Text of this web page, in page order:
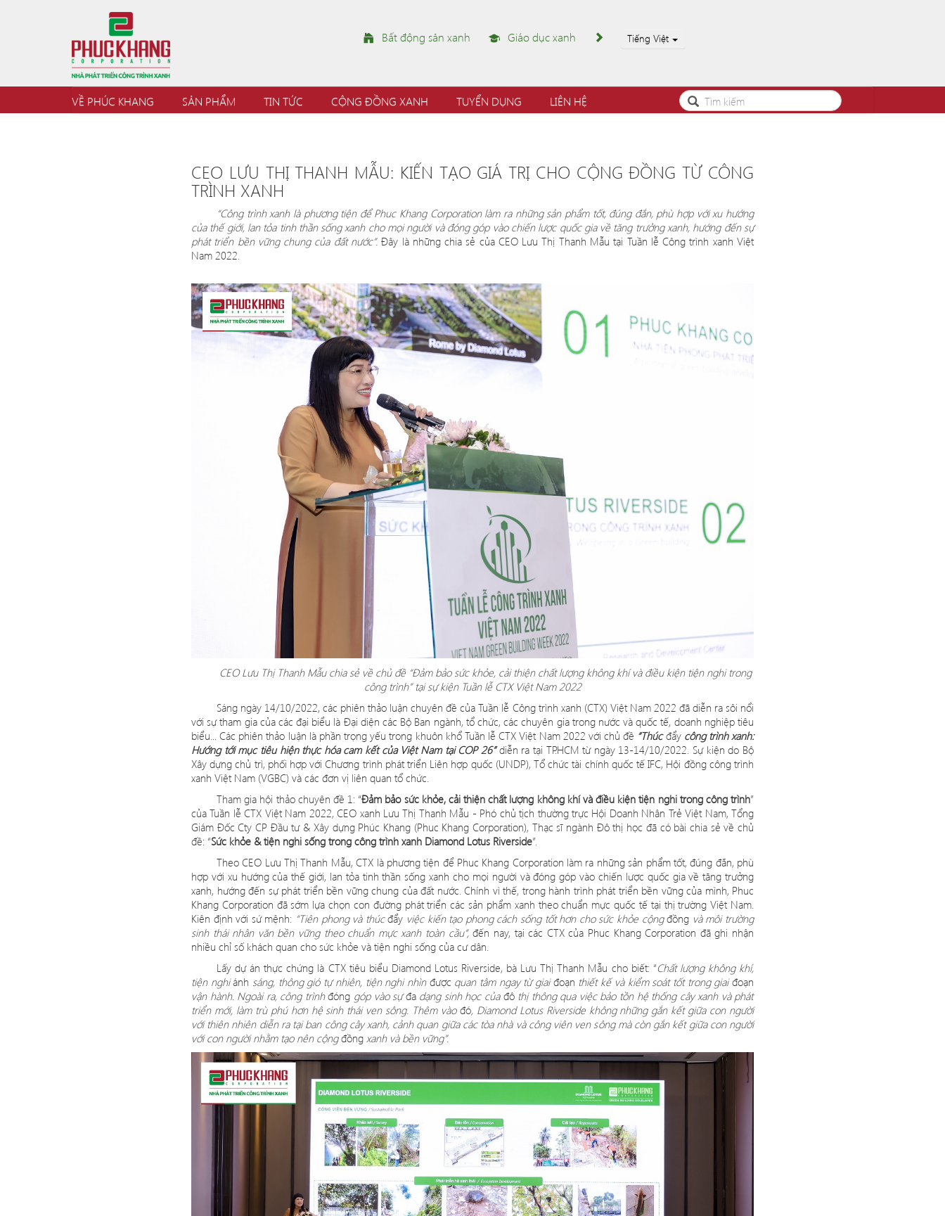
Bất động sản xanh Giáo dục xanh Tiếng Việt
VỀ PHÚC KHANG SẢN PHẨM TIN TỨC CỘNG ĐỒNG XANH TUYỂN DỤNG LIÊN HỆ
CEO LƯU THỊ THANH MẪU: KIẾN TẠO GIÁ TRỊ CHO CỘNG ĐỒNG TỪ CÔNG
TRÌNH XANH
“Công trình xanh là phương tiện để Phuc Khang Corporation làm ra những sản phẩm tốt, đúng đắn, phù hợp với xu hướng
của thế giới, lan tỏa tinh thần sống xanh cho mọi người và đóng góp vào chiến lược quốc gia về tăng trưởng xanh, hướng đến sự
phát triển bền vững chung của đất nước”.Đây là những chia sẻ của CEO Lưu Thị Thanh Mẫu tại Tuần lễ Công trình xanh Việt
Nam 2022.
CEO Lưu Thị Thanh Mẫu chia sẻ về chủ đề “Đảm bảo sức khỏe, cải thiện chất lượng không khí và điều kiện tiện nghi trong
công trình” tại sự kiện Tuần lễCTX Việt Nam 2022
Sáng ngày 14/10/2022, các phiên thảo luận chuyên đề của Tuần lễ Công trình xanh (CTX) Việt Nam 2022 đã diễn ra sôi nổi
với sự tham gia của các đại biểu là Đại diện các Bộ Ban ngành, tổ chức, các chuyên gia trong nước vàquốc tế, doanh nghiệp tiêu
biểu... Các phiên thảo luận là phần trọng yếu trong khuôn khổ Tuần lễCTX Việt Nam 2022 với chủ đề “Thúcđẩycông trình xanh:
Hướng tới mục tiêu hiện thực hóa cam kết của Việt Nam tại COP 26”diễn ra tại TP.HCM từ ngày 13-14/10/2022. Sự kiện do Bộ
Xây dựng chủ trì, phối hợp với Chương trình phát triển Liên hợp quốc (UNDP), Tổ chức tài chính quốc tếIFC, Hội đồng công trình
xanh Việt Nam (VGBC) và các đơn vị liên quan tổ chức.
Tham gia hội thảo chuyên đề 1: “Đảm bảo sức khỏe, cải thiện chất lượng không khí và điều kiện tiện nghi trong công trình”
của Tuần lễCTX Việt Nam 2022, CEO xanh Lưu Thị Thanh Mẫu - Phó chủ tịch thường trực Hội Doanh Nhân Trẻ Việt Nam, Tổng
Giám Đốc Cty CP Đầu tư & Xây dựng Phúc Khang (Phuc Khang Corporation), Thạc sĩ ngành Đô thị học đã có bài chia sẻ về chủ
đề: “Sức khỏe & tiện nghi sống trong công trình xanh Diamond Lotus Riverside”.
Theo CEO Lưu Thị Thanh Mẫu, CTX là phương tiện để Phuc Khang Corporation làm ra những sản phẩm tốt, đúng đắn, phù
hợp với xu hướng của thế giới, lan tỏa tinh thần sống xanh cho mọi người và đóng góp vào chiến lược quốc gia về tăng trưởng
xanh, hướng đến sự phát triển bền vững chung của đất nước. Chính vì thế, trong hành trình phát triển bền vững của mình, Phuc
Khang Corporation đã sớm lựa chọn con đường phát triển các sản phẩm xanh theo chuẩn mực quốc tế tại thị trường Việt Nam.
Kiên định với sứ mệnh: “Tiên phong và thúcđẩy việc kiến tạo phong cách sống tốt hơn cho sức khỏe cộngđồng và môi trường
sinh thái nhân văn bền vững theo chuẩn mực xanh toàn cầu”,đến nay, tại các CTX của Phuc Khang Corporation đã ghi nhận
nhiều chỉ số khách quan cho sức khỏe và tiện nghi sống của cư dân.
Lấy dự án thực chứng là CTX tiêu biểu Diamond Lotus Riverside, bà Lưu Thị Thanh Mẫu cho biết: “Chất lượng không khí,
tiện nghiánh sáng, thông gió tự nhiên, tiện nghi nhìn được quan tâm ngay từ giaiđoạn thiết kế và kiểm soát tốt trong giaiđoạn
vận hành. Ngoài ra, công trìnhđóng góp vào sựđa dạng sinh học củađô thị thông qua việc bảo tồn hệ thống cây xanh và phát
triển mới, làm trù phú hơn hệ sinh thái ven sông. Thêm vào đó, Diamond Lotus Riverside không những gắn kết giữa con người
với thiên nhiên diễn ra tại ban công cây xanh, cảnh quan giữa các tòa nhà và công viên ven sông mà còn gắn kết giữa con người
với con người nhằm tạo nên cộngđồng xanh và bền vững”.